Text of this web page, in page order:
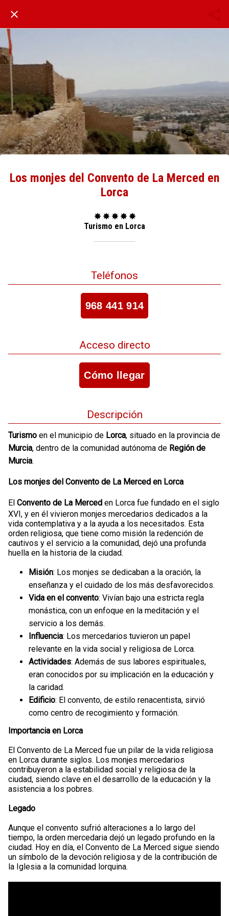
Los monjes del Convento de La Merced en
Lorca
✸ ✸ ✸ ✸ ✸
Turismo en Lorca
Teléfonos
968 441 914
Acceso directo
Cómo llegar
Descripción
Turismo en el municipio de Lorca, situado en la provincia de
Murcia, dentro de la comunidad autónoma de Región de
Murcia.
Los monjes del Convento de La Merced en Lorca
El Convento de La Merced en Lorca fue fundado en el siglo
XVI, y en él vivieron monjes mercedarios dedicados a la
vida contemplativa y a la ayuda a los necesitados. Esta
orden religiosa, que tiene como misión la redención de
cautivos y el servicio a la comunidad, dejó una profunda
huella en la historia de la ciudad.
Misión: Los monjes se dedicaban a la oración, la
enseñanza y el cuidado de los más desfavorecidos.
Vida en el convento: Vivían bajo una estricta regla
monástica, con un enfoque en la meditación y el
servicio a los demás.
Influencia: Los mercedarios tuvieron un papel
relevante en la vida social y religiosa de Lorca.
Actividades: Además de sus labores espirituales,
eran conocidos por su implicación en la educación y
la caridad.
Edificio: El convento, de estilo renacentista, sirvió
como centro de recogimiento y formación.
Importancia en Lorca
El Convento de La Merced fue un pilar de la vida religiosa
en Lorca durante siglos. Los monjes mercedarios
contribuyeron a la estabilidad social y religiosa de la
ciudad, siendo clave en el desarrollo de la educación y la
asistencia a los pobres.
Legado
Aunque el convento sufrió alteraciones a lo largo del
tiempo, la orden mercedaria dejó un legado profundo en la
ciudad. Hoy en día, el Convento de La Merced sigue siendo
un símbolo de la devoción religiosa y de la contribución de
la Iglesia a la comunidad lorquina.